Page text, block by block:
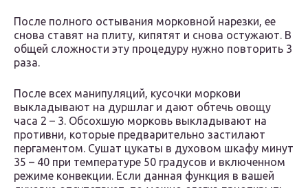
После полного остывания морковной нарезки, ее
снова ставят на плиту, кипятят и снова остужают. В
общей сложности эту процедуру нужно повторить 3
раза.
После всех манипуляций, кусочки моркови
выкладывают на дуршлаг и дают обтечь овощу
часа 2 – 3. Обсохшую морковь выкладывают на
противни, которые предварительно застилают
пергаментом. Сушат цукаты в духовом шкафу минут
35 – 40 при температуре 50 градусов и включенном
режиме конвекции. Если данная функция в вашей